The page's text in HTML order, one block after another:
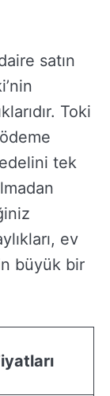
satın
Toki
tek
ev
büyük bir